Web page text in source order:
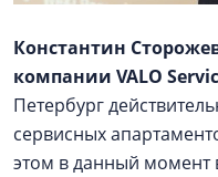
Константин
компании VALO
Петербург
сервисных
этом в данный момент